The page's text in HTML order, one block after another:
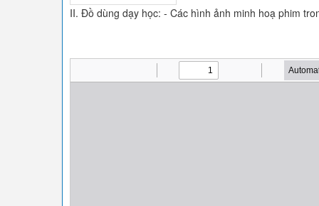
II. Đồ dùng dạy học: - Các hình ảnh minh hoạ phim